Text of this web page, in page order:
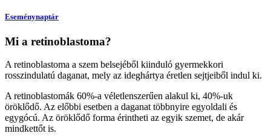
Eseménynaptár
Mi a retinoblastoma?
A retinoblastoma a szem belsejéből kiinduló gyermekkori
rosszindulatú daganat, mely az ideghártya éretlen sejtjeiből indul ki.
A retinoblastomák 60%-a véletlenszerűen alakul ki, 40%-uk
öröklődő. Az előbbi esetben a daganat többnyire egyoldali és
egygócú. Az öröklődő forma érintheti az egyik szemet, de akár
mindkettőt is.